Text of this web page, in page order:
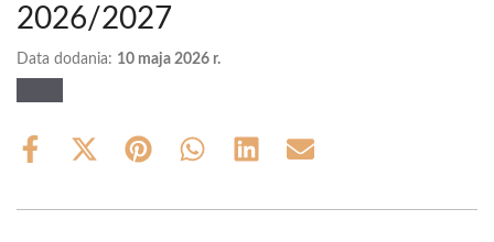
2026/2027
Data dodania: 10 maja 2026 r.
Share
Share
(Twitter)
Share Share Share Share